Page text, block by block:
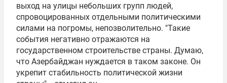
выход на улицы небольших групп людей,
спровоцированных отдельными политическими
силами на погромы, непозволительно. "Такие
события негативно отражаются на
государственном строительстве страны. Думаю,
что Азербайджан нуждается в таком законе. Он
укрепит стабильность политической жизни